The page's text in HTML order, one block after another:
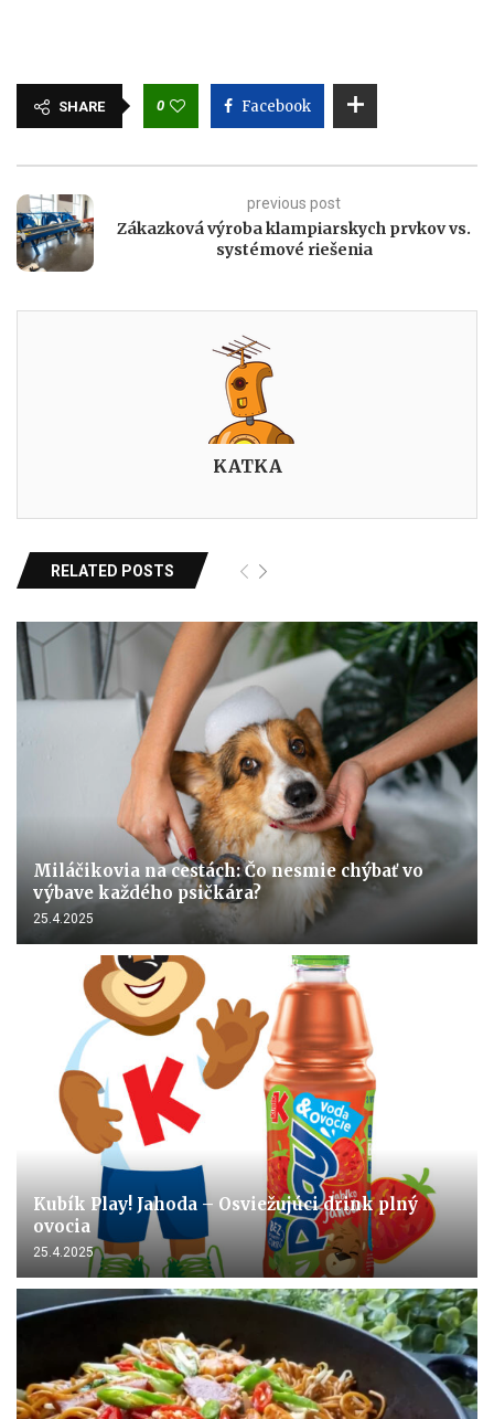
SHARE 0 Facebook
previous post
Zákazková výroba klampiarskych prvkov vs.
systémové riešenia
KATKA
RELATED POSTS
Miláčikovia na cestách: Čo nesmie chýbať vo
výbave každého psičkára?
25.4.2025
Kubík Play! Jahoda – Osviežujúci drink plný
ovocia
25.4.2025